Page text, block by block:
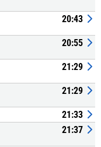
20:43
20:55
21:29
21:29
21:33
21:37